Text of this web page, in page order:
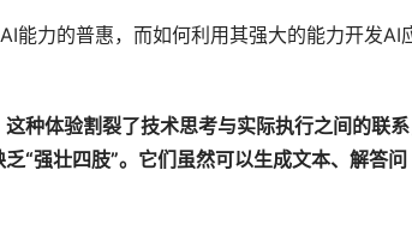
能力的普惠，而如何利用其强大的能力开发AI
种体验割裂了技术思考与实际执行之间的联系
“强壮四肢”。它们虽然可以生成文本、解答问